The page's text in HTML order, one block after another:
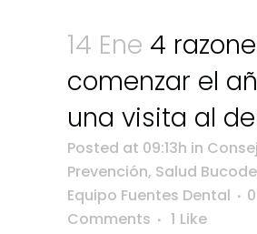
14 Ene 4
comenzar el
una visita al
Posted at 09:13h in
Prevención, Salud
Equipo Fuentes Dental
0
Comments
1 Like